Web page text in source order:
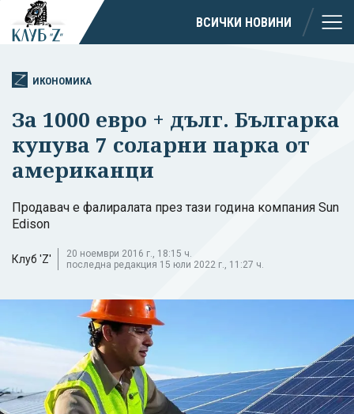
ВСИЧКИ НОВИНИ
ИКОНОМИКА
За 1000 евро + дълг. Българка
купува 7 соларни парка от
американци
Продавач е фалиралата през тази година компания Sun
Edison
Клуб 'Z'
20 ноември 2016 г., 18:15 ч.
последна редакция 15 юли 2022 г., 11:27 ч.